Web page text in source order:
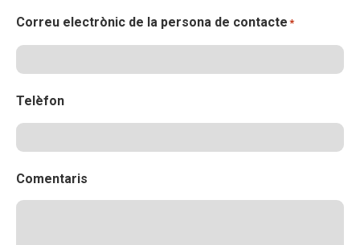
Correu electrònic de la persona de contacte *
Telèfon
Comentaris